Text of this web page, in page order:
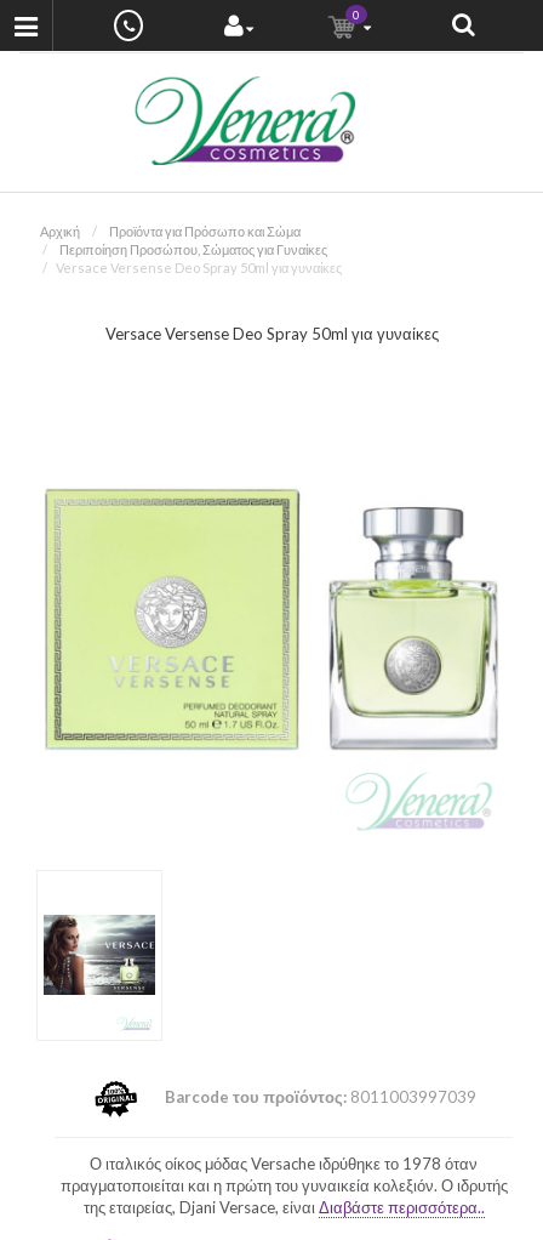
0
Αρχική
Προϊόντα για Πρόσωπο και Σώμα
Περιποίηση Προσώπου, Σώματος για Γυναίκες
Versace Versense Deo Spray 50ml για γυναίκες
Versace Versense Deo Spray 50ml για γυναίκες
Barcode του προϊόντος:8011003997039
Ο ιταλικός οίκος μόδας Versache ιδρύθηκε το 1978 όταν
πραγματοποιείται και η πρώτη του γυναικεία κολεξιόν. Ο ιδρυτής
της εταιρείας, Djani Versace, είναι Διαβάστε περισσότερα..